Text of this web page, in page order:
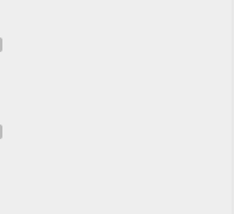
Bericht enthält keine
Bericht enthält keine